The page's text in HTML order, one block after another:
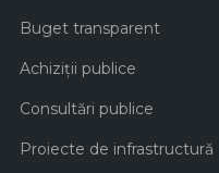
Buget transparent
Achiziţii publice
Consultări publice
Proiecte de infrastructură